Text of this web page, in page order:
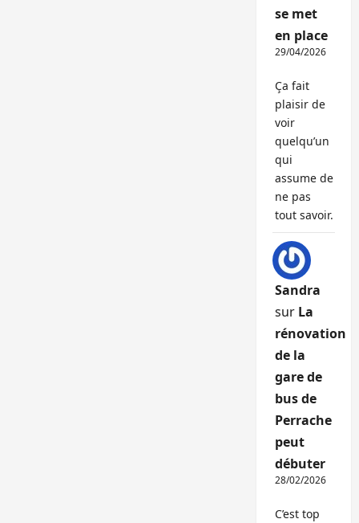
se met
en place
29/04/2026
Ça fait
plaisir de
voir
quelqu’un
qui
assume de
ne pas
tout savoir.
Sandra
sur La
rénovation
de la
gare de
bus de
Perrache
peut
débuter
28/02/2026
C’est top